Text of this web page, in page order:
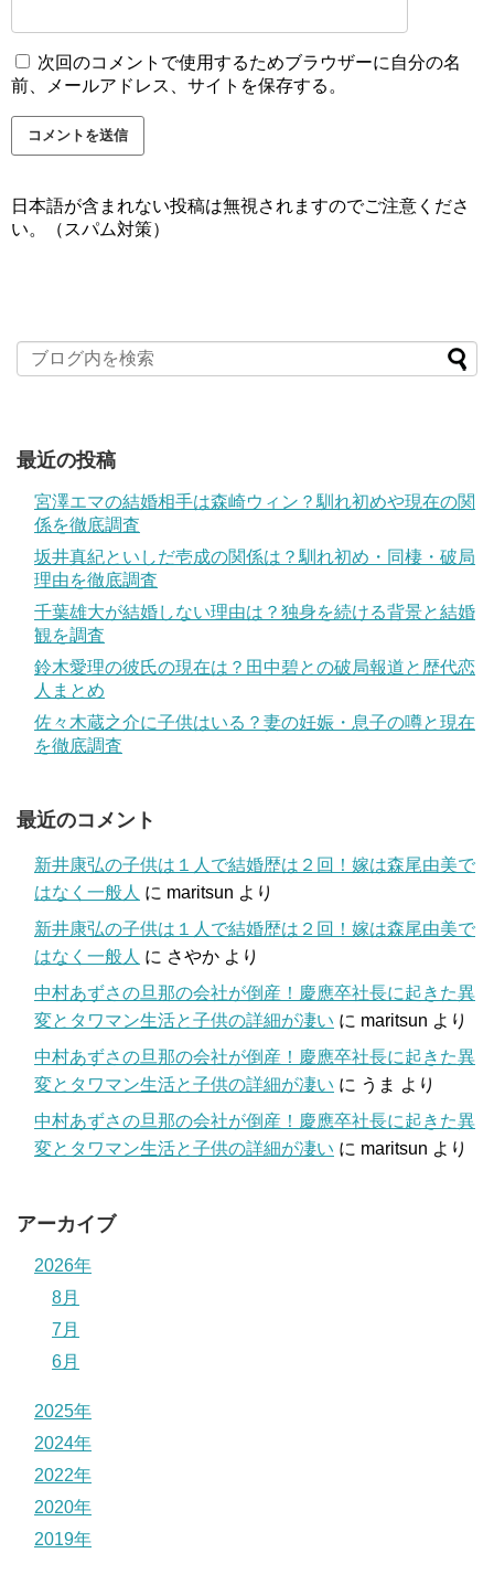
次回のコメントで使用するためブラウザーに自分の名
前、メールアドレス、サイトを保存する。
日本語が含まれない投稿は無視されますのでご注意くださ
い。（スパム対策）
最近の投稿
宮澤エマの結婚相手は森崎ウィン？馴れ初めや現在の関
係を徹底調査
坂井真紀といしだ壱成の関係は？馴れ初め・同棲・破局
理由を徹底調査
千葉雄大が結婚しない理由は？独身を続ける背景と結婚
観を調査
鈴木愛理の彼氏の現在は？田中碧との破局報道と歴代恋
人まとめ
佐々木蔵之介に子供はいる？妻の妊娠・息子の噂と現在
を徹底調査
最近のコメント
新井康弘の子供は１人で結婚歴は２回！嫁は森尾由美で
はなく一般人 に maritsun より
新井康弘の子供は１人で結婚歴は２回！嫁は森尾由美で
はなく一般人 に さやか より
中村あずさの旦那の会社が倒産！慶應卒社長に起きた異
変とタワマン生活と子供の詳細が凄い に maritsun より
中村あずさの旦那の会社が倒産！慶應卒社長に起きた異
変とタワマン生活と子供の詳細が凄い に うま より
中村あずさの旦那の会社が倒産！慶應卒社長に起きた異
変とタワマン生活と子供の詳細が凄い に maritsun より
アーカイブ
2026年
8月
7月
6月
2025年
2024年
2022年
2020年
2019年